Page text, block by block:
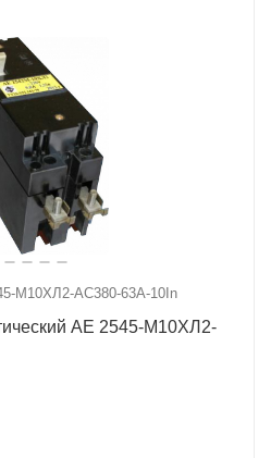
М10ХЛ2-AC380-63А-10In
АЕ 2545-М10ХЛ2-